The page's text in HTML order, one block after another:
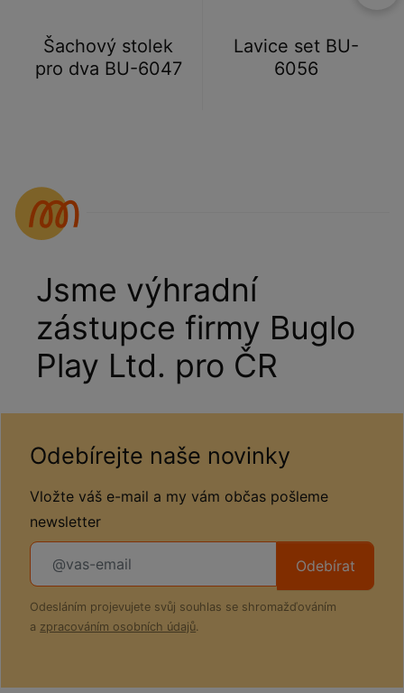
Šachový stolek
pro dva BU-6047
Lavice set BU-
6056
Jsme výhradní
zástupce firmy Buglo
Play Ltd. pro ČR
Odebírejte naše novinky
Vložte váš e-mail a my vám občas pošleme
newsletter
Odebírat
Odesláním projevujete svůj souhlas se shromažďováním
a zpracováním osobních údajů.